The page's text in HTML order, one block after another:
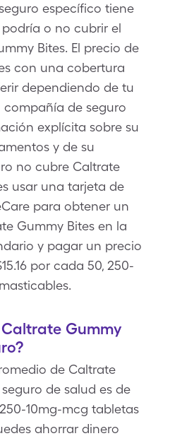
específico tiene
o no cubrir el
Bites. El precio de
con una cobertura
dependiendo de tu
de seguro
explícita sobre su
y de su
no cubre Caltrate
usar una tarjeta de
para obtener un
Gummy Bites en la
y pagar un precio
por cada 50, 250-
Gummy
de Caltrate
de salud es de
10mg-mcg tabletas
ahorrar dinero